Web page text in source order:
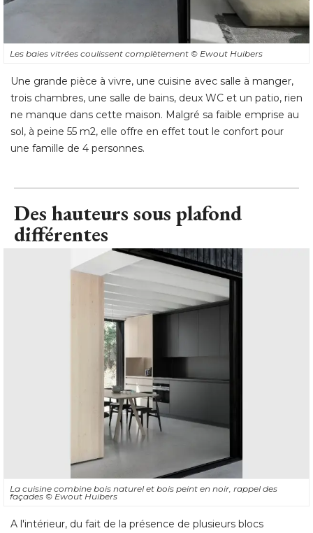
Les baies vitrées coulissent complètement © Ewout Huibers
Une grande pièce à vivre, une cuisine avec salle à manger,
trois chambres, une salle de bains, deux WC et un patio, rien
ne manque dans cette maison. Malgré sa faible emprise au
sol, à peine 55 m2, elle offre en effet tout le confort pour
une famille de 4 personnes.
Des hauteurs sous plafond
différentes
La cuisine combine bois naturel et bois peint en noir, rappel des
façades © Ewout Huibers
A l'intérieur, du fait de la présence de plusieurs blocs